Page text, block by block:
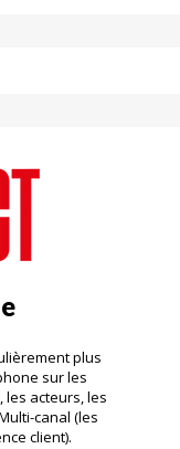
plus
sur les
les acteurs, les
canal (les
client).